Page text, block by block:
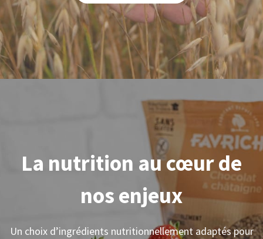
La nutrition aucœurde
nos enjeux
Un choix d’ingrédients nutritionnellement adaptés pour